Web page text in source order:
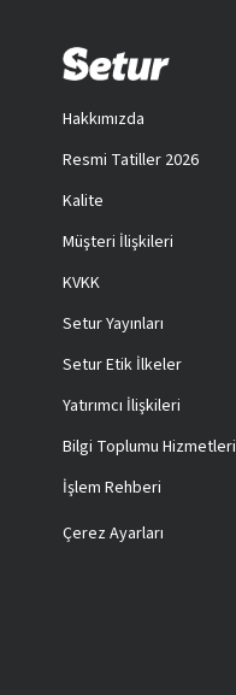
Hakkımızda
Resmi Tatiller 2026
Kalite
Müşteri İlişkileri
KVKK
Setur Yayınları
Setur Etik İlkeler
Yatırımcı İlişkileri
Bilgi Toplumu Hizmetleri
İşlem Rehberi
Çerez Ayarları